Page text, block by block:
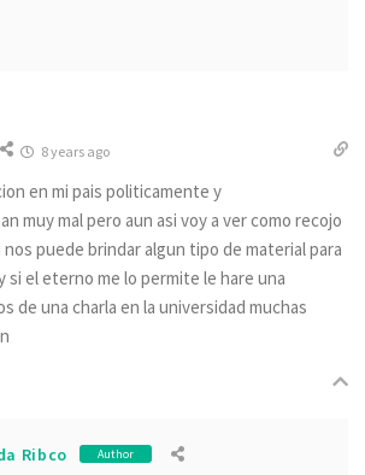
8 years ago
en mi pais politicamente y
muy mal pero aun asi voy a ver como recojo
puede brindar algun tipo de material para
si el eterno me lo permite le hare una
de una charla en la universidad muchas
Ribco Author